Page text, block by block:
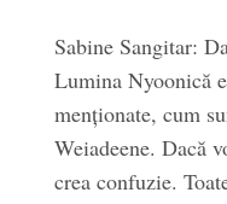
Sabine Sangitar:
Lumina Nyoonică
menționate, cum
Weiadeene. Dacă
crea confuzie.